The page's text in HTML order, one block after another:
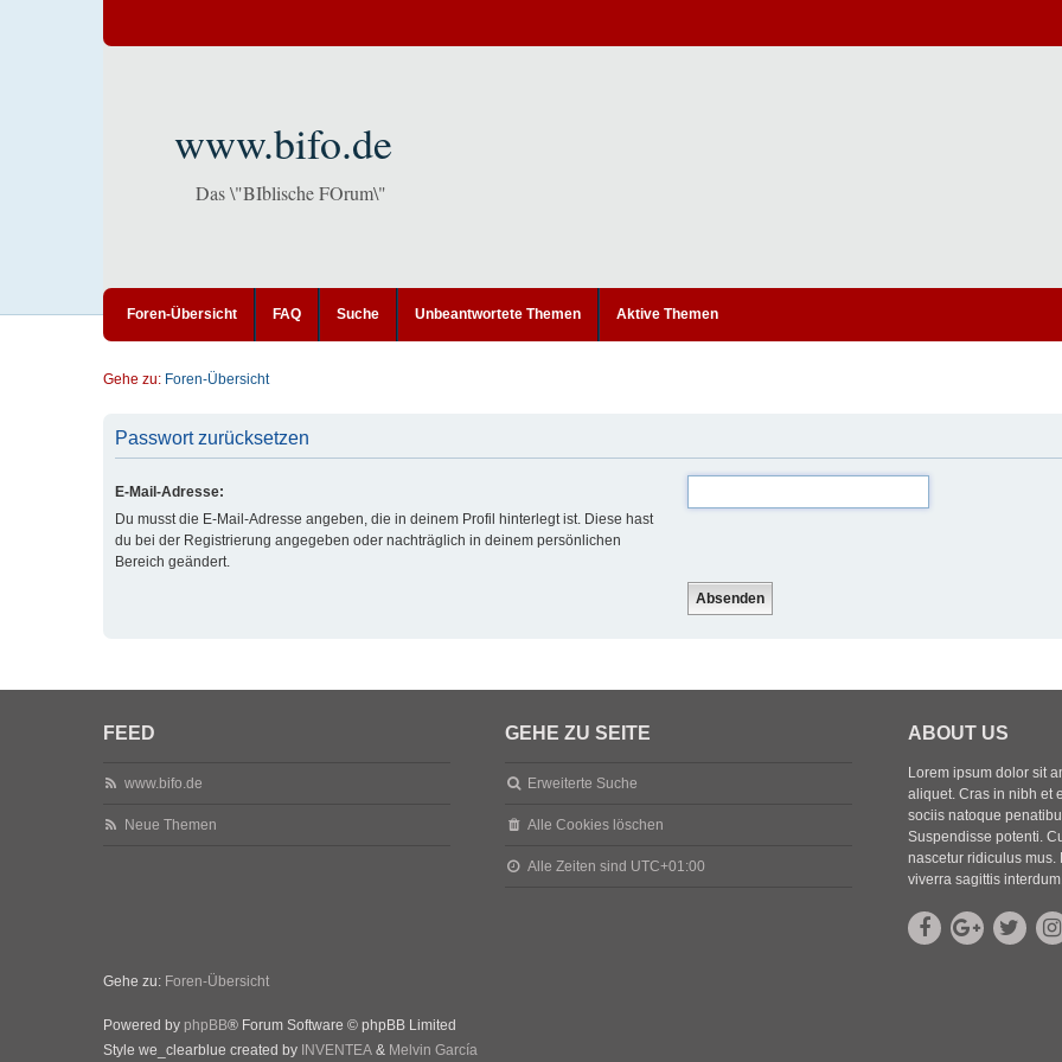
www.bifo.de
Das \"BIblische FOrum\"
Foren-Übersicht FAQ Suche Unbeantwortete Themen Aktive Themen
Gehe zu: Foren-Übersicht
Passwort zurücksetzen
E-Mail-Adresse:
Du musst die E-Mail-Adresse angeben, die in deinem Profil hinterlegt ist. Diese hast
du bei der Registrierung angegeben oder nachträglich in deinem persönlichen
Bereich geändert.
FEED
www.bifo.de
Neue Themen
GEHE ZU SEITE
Erweiterte Suche
Alle Cookies löschen
Alle Zeiten sind UTC+01:00
ABOUT US
Lorem ipsum dolor sit
aliquet. Cras in nibh et
sociis natoque
Suspendisse potenti.
nascetur ridiculus mus.
viverra sagittis
Gehe zu: Foren-Übersicht
Powered by phpBB® Forum Software © phpBB Limited
Style we_clearblue created by INVENTEA & Melvin García